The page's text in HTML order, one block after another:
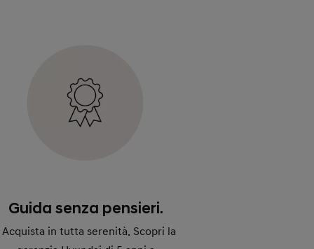
Guida senza pensieri.
Acquista in tutta serenità. Scopri la